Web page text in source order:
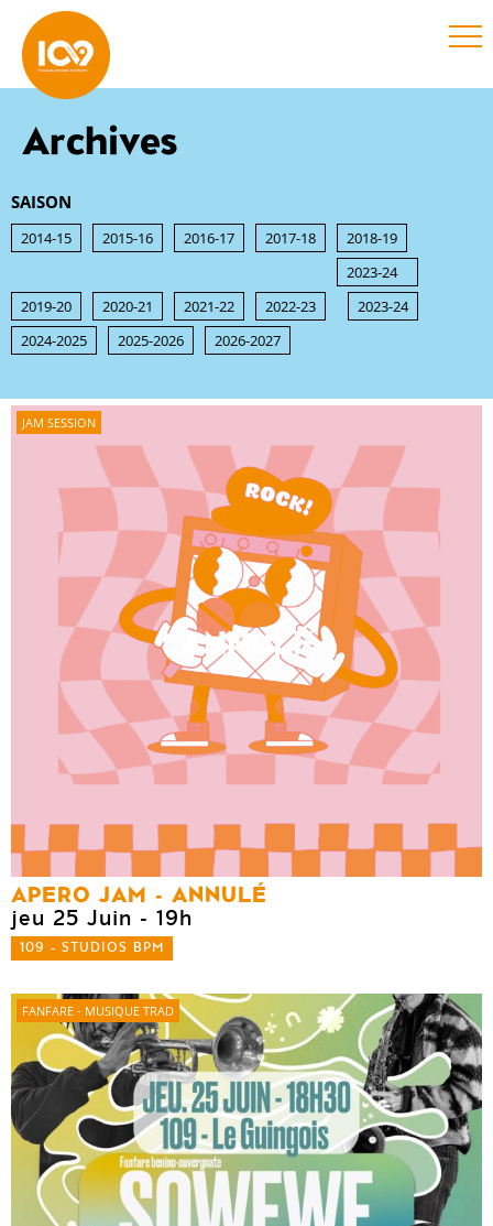
Archives
SAISON
2014-15 2015-16 2016-17 2017-18 2018-19
2019-20 2020-21 2021-22 2022-23
2023-24
2023-24
2024-2025
2025-2026 2026-2027
JAM SESSION
ANNULÉ
APERO JAM - ANNULÉ
jeu 25 Juin - 19h
109 - STUDIOS BPM
FANFARE - MUSIQUE TRAD